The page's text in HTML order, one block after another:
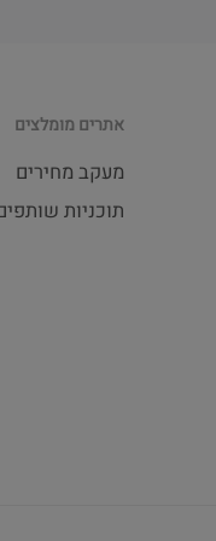
אתרים מומלצים
מעקב מחירים
תוכניות